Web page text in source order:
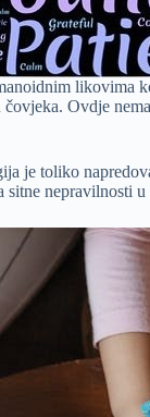
Ovdje
je toliko
sitne